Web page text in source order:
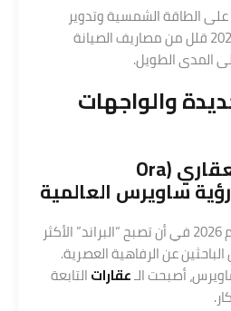
على الطاقة الشمسية وتدوير
المياه في مشاريع 2026 قلل من مصاريف الصيانة
والواجهات
1. أورا للتطوير العقاري (Ora
نجحت شركة “أورا” في عام 2026 في أن تصبح “البراند” الأكثر
عن الرفاهية العصرية.
أصبحت الـعقاراتالتابعة